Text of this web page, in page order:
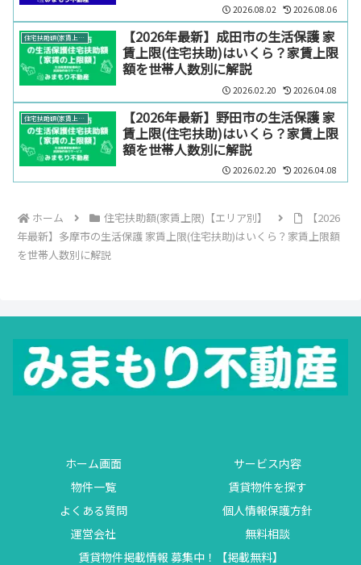
2026.08.02 2026.08.06
住宅扶助額(家賃上限)【エリア別】
【2026年最新】成田市の生活保護 家
賃上限(住宅扶助)はいくら？家賃上限
額を世帯人数別に解説
2026.02.20 2026.04.08
住宅扶助額(家賃上限)【エリア別】
【2026年最新】野田市の生活保護 家
賃上限(住宅扶助)はいくら？家賃上限
額を世帯人数別に解説
2026.02.20 2026.04.08
ホーム 住宅扶助額(家賃上限)【エリア別】
【2026
年最新】多摩市の生活保護 家賃上限(住宅扶助)はいくら？家賃上限額
を世帯人数別に解説
ホーム画面
サービス内容
物件一覧
賃貸物件を探す
よくある質問
個人情報保護方針
運営会社
無料相談
賃貸物件掲載情報 募集中！【掲載無料】